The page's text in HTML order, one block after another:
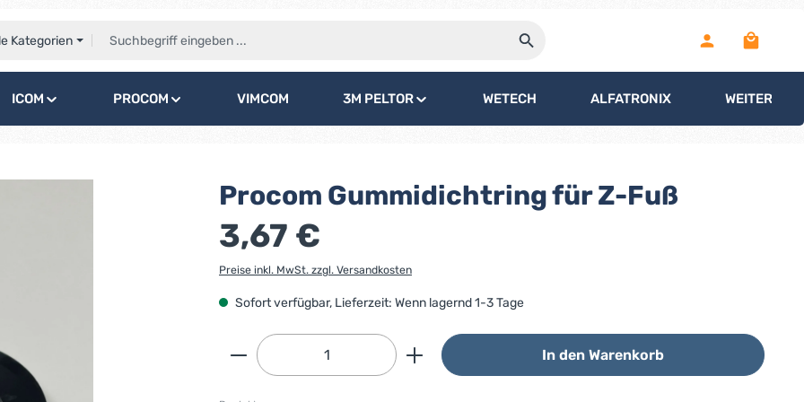
Kategorien
ICOM PROCOM VIMCOM 3M PELTOR WETECH ALFATRONIX WEITERE
Procom Gummidichtring für Z-Fuß
3,67 €
Preise inkl. MwSt. zzgl. Versandkosten
Sofort verfügbar, Lieferzeit: Wenn lagernd 1-3 Tage
Produkt Anzahl: Gib den gewünschten Wert ein oder
In den Warenkorb